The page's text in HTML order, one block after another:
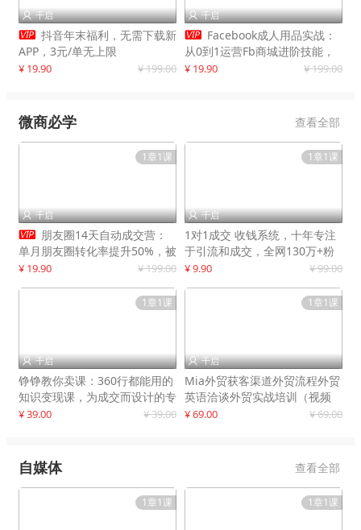
 千启
 抖音年末福利，无需下载新
APP，3元/单无上限
¥ 19.90 ¥ 199.00
 千启
 Facebook成人用品实战：
从0到1运营Fb商城进阶技能，
快速提升订单转化与店铺收益
¥ 19.90 ¥ 199.00
微商必学 查看全部
1章1课
 千启
 朋友圈14天自动成交营：
单月朋友圈转化率提升50%，被
动收入超3万元
¥ 19.90 ¥ 199.00
1章1课
 千启
1对1成交 收钱系统，十年专注
于引流和成交，全网130万+粉
丝
¥ 9.90 ¥ 99.00
1章1课
 千启
铮铮教你卖课：360行都能用的
知识变现课，为成交而设计的专
属课程
¥ 39.00 ¥ 39.00
1章1课
 千启
Mia外贸获客渠道外贸流程外贸
英语洽谈外贸实战培训（视频
课）价值399元
¥ 69.00 ¥ 69.00
自媒体 查看全部
1章1课 1章1课